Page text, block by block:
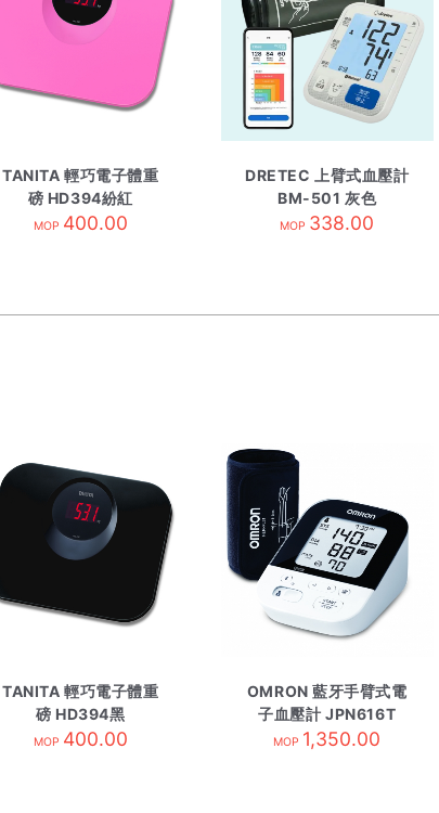
TANITA 輕巧電子體重
磅 HD394紛紅
MOP 400.00
DRETEC 上臂式血壓計
BM-501 灰色
MOP 338.00
TANITA 輕巧電子體重
磅 HD394黑
MOP 400.00
OMRON 藍牙手臂式電
子血壓計 JPN616T
MOP 1,350.00